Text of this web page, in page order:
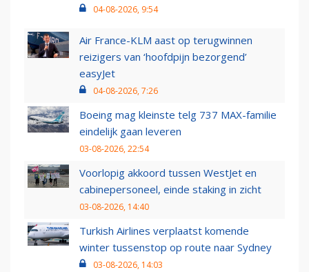
04-08-2026, 9:54
Air France-KLM aast op terugwinnen
reizigers van ‘hoofdpijn bezorgend’
easyJet
04-08-2026, 7:26
Boeing mag kleinste telg 737 MAX-familie
eindelijk gaan leveren
03-08-2026, 22:54
Voorlopig akkoord tussen WestJet en
cabinepersoneel, einde staking in zicht
03-08-2026, 14:40
Turkish Airlines verplaatst komende
winter tussenstop op route naar Sydney
03-08-2026, 14:03